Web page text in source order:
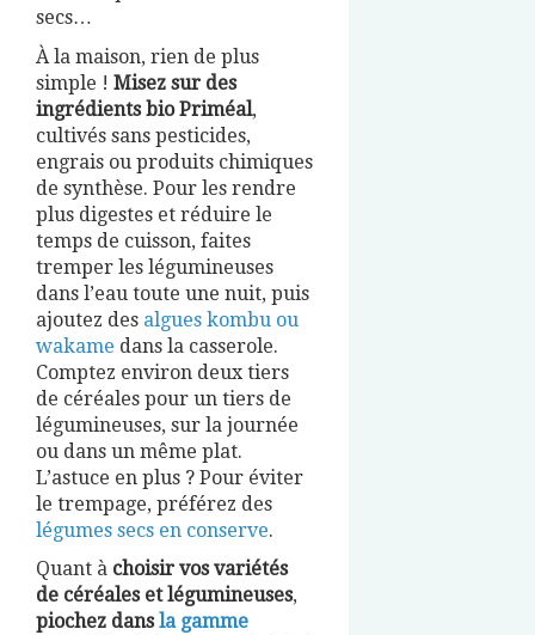
secs…
À la maison, rien de plus
simple ! Misez sur des
ingrédients bio Priméal,
cultivés sans pesticides,
engrais ou produits chimiques
de synthèse. Pour les rendre
plus digestes et réduire le
temps de cuisson, faites
tremper les légumineuses
dans l’eau toute une nuit, puis
ajoutez des algues kombu ou
wakame dans la casserole.
Comptez environ deux tiers
de céréales pour un tiers de
légumineuses, sur la journée
ou dans un même plat.
L’astuce en plus ? Pour éviter
le trempage, préférez des
légumes secs en conserve.
Quant à choisir vos variétés
de céréales et légumineuses,
piochez dansla gamme